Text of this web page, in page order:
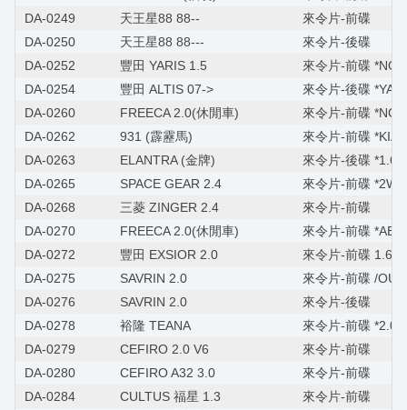
DA-0249
天王星88 88--
來令片-前碟
DA-0250
天王星88 88---
來令片-後碟
DA-0252
豐田 YARIS 1.5
來令片-前碟 *NO
DA-0254
豐田 ALTIS 07->
來令片-後碟
DA-0260
FREECA 2.0(休閒車)
來令片-前碟 *NO
DA-0262
931 (霹靂馬)
來令片-前碟 *KIA
DA-0263
ELANTRA (金牌)
來令片-後碟 *1.6/
DA-0265
SPACE GEAR 2.4
來令片-前碟
DA-0268
三菱 ZINGER 2.4
來令片-前碟
DA-0270
FREECA 2.0(休閒車)
來令片-前碟 *ABS*
DA-0272
豐田 EXSIOR 2.0
來令片-前碟 1.6/
DA-0275
SAVRIN 2.0
來令片-前碟 /
DA-0276
SAVRIN 2.0
來令片-後碟
DA-0278
裕隆 TEANA
來令片-前碟 *2.0/
DA-0279
CEFIRO 2.0 V6
來令片-前碟
DA-0280
CEFIRO A32 3.0
來令片-前碟
DA-0284
CULTUS 福星 1.3
來令片-前碟